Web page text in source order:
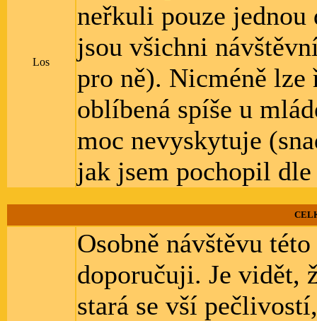
Los
neřkuli pouze jednou
jsou všichni
pro ně). Nicméně lze
oblíbená spíše u
moc nevyskytuje
jak jsem pochopil
Osobně návštěvu
doporučuji. Je vidět,
stará se vší